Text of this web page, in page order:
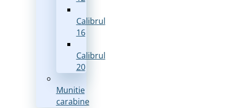
Calibrul
16
Calibrul
20
Munitie
carabine